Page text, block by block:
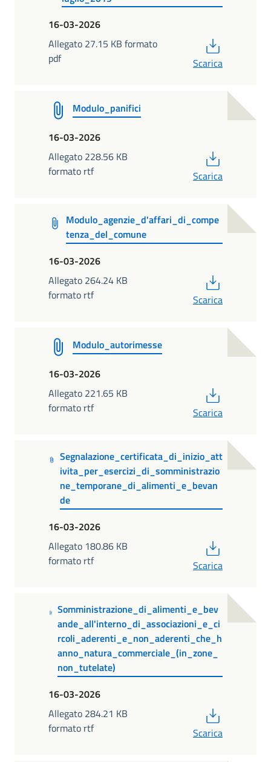
16-03-2026
Allegato 27.15 KB formato
pdf
Scarica
Modulo_panifici
16-03-2026
Allegato 228.56 KB
formato rtf
Scarica
Modulo_agenzie_d'affari_di_compe
tenza_del_comune
16-03-2026
Allegato 264.24 KB
formato rtf
Scarica
Modulo_autorimesse
16-03-2026
Allegato 221.65 KB
formato rtf
Scarica
Segnalazione_certificata_di_inizio_att
ivita_per_esercizi_di_somministrazio
ne_temporane_di_alimenti_e_bevan
de
16-03-2026
Allegato 180.86 KB
formato rtf
Scarica
Somministrazione_di_alimenti_e_bev
ande_all'interno_di_associazioni_e_ci
rcoli_aderenti_e_non_aderenti_che_h
anno_natura_commerciale_(in_zone_
non_tutelate)
16-03-2026
Allegato 284.21 KB
formato rtf
Scarica